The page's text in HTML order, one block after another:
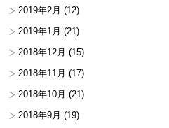
2019年2月 (12)
2019年1月 (21)
2018年12月 (15)
2018年11月 (17)
2018年10月 (21)
2018年9月 (19)